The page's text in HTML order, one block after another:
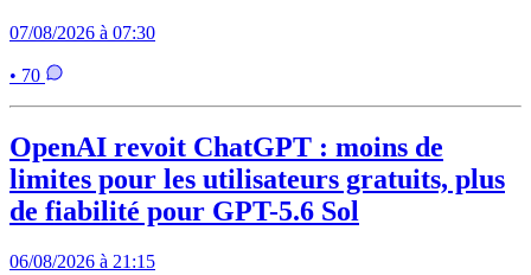
07/08/2026 à 07:30
• 70
OpenAI revoit ChatGPT : moins de
limites pour les utilisateurs gratuits, plus
de fiabilité pour GPT-5.6 Sol
06/08/2026 à 21:15